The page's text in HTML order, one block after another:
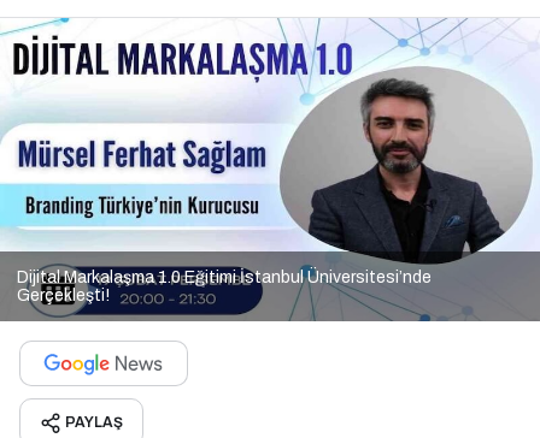
Dijital Markalaşma 1.0 Eğitimi İstanbul Üniversitesi’nde
Gerçekleşti!
PAYLAŞ